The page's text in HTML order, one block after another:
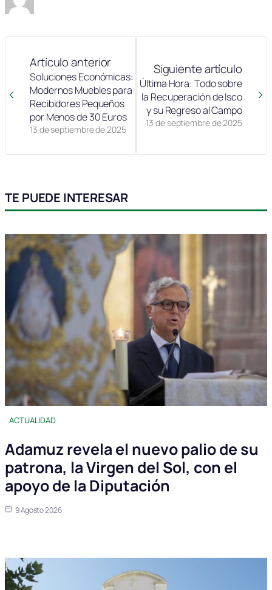
Artículo anterior
13 de septiembre de 2025
Soluciones Económicas:
Modernos Muebles para
Recibidores Pequeños
por Menos de 30 Euros
Siguiente artículo
13 de septiembre de 2025
Última Hora: Todo sobre
la Recuperación de Isco
y su Regreso al Campo
TE PUEDE INTERESAR
ACTUALIDAD
Adamuz revela el nuevo palio de su
patrona, la Virgen del Sol, con el
apoyo de la Diputación
9 Agosto 2026